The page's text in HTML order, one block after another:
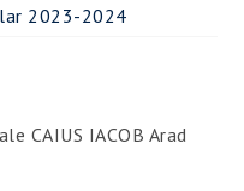
2023-2024
CAIUS IACOB Arad